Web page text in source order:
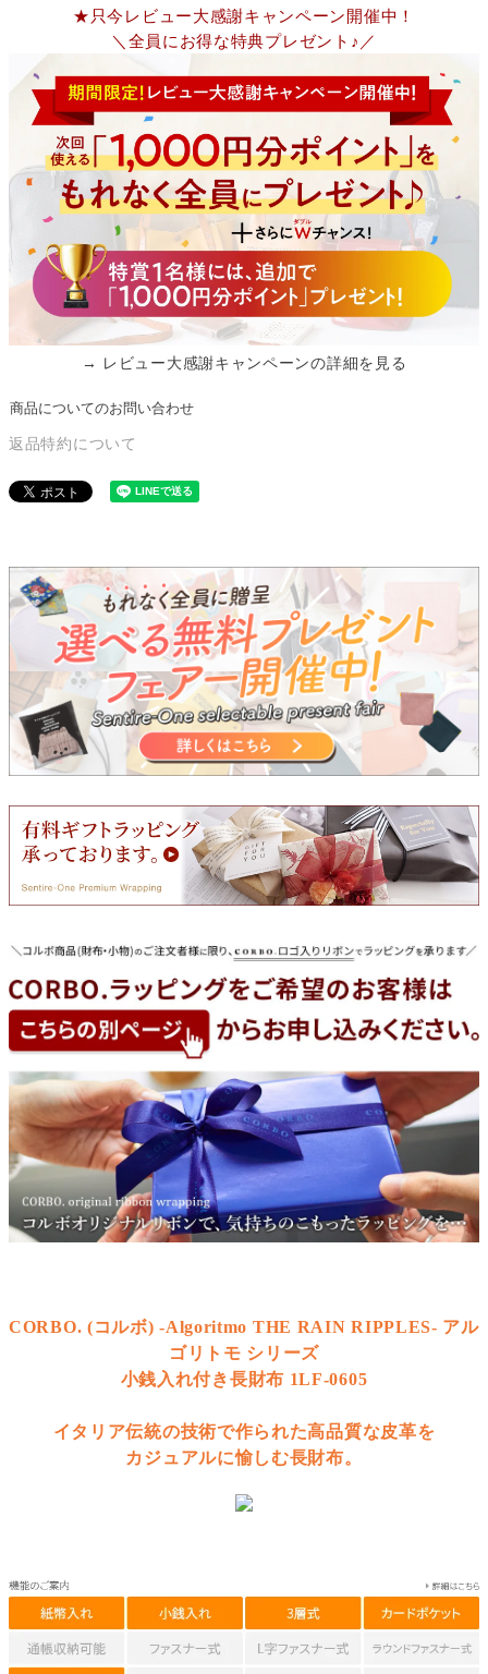
★只今レビュー大感謝キャンペーン開催中！
＼全員にお得な特典プレゼント♪／
→ レビュー大感謝キャンペーンの詳細を見る
商品についてのお問い合わせ
返品特約について
CORBO. (コルボ) -Algoritmo THE RAIN RIPPLES- アル
ゴリトモ シリーズ
小銭入れ付き長財布 1LF-0605
イタリア伝統の技術で作られた高品質な皮革を
カジュアルに愉しむ長財布。